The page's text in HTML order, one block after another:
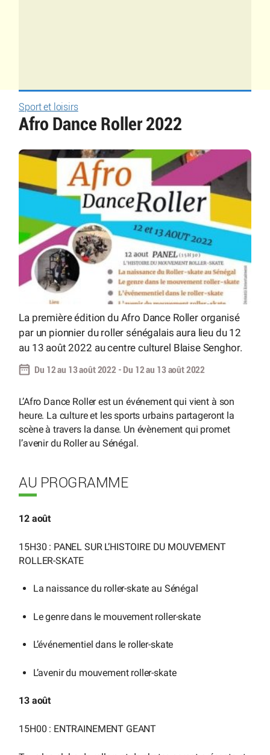
Sport et loisirs
Afro Dance Roller 2022
La première édition du Afro Dance Roller organisé
par un pionnier du roller sénégalais aura lieu du 12
au 13 août 2022 au centre culturel Blaise Senghor.
Du 12 au 13 août 2022 - Du 12 au 13 août 2022
L’Afro Dance Roller est un événement qui vient à son
heure. La culture et les sports urbains partageront la
scène à travers la danse. Un évènement qui promet
l’avenir du Roller au Sénégal.
AU PROGRAMME
12 août
15H30 : PANEL SUR L’HISTOIRE DU MOUVEMENT
ROLLER-SKATE
La naissance du roller-skate au Sénégal
Le genre dans le mouvement roller-skate
L’événementiel dans le roller-skate
L’avenir du mouvement roller-skate
13 août
15H00 : ENTRAINEMENT GEANT